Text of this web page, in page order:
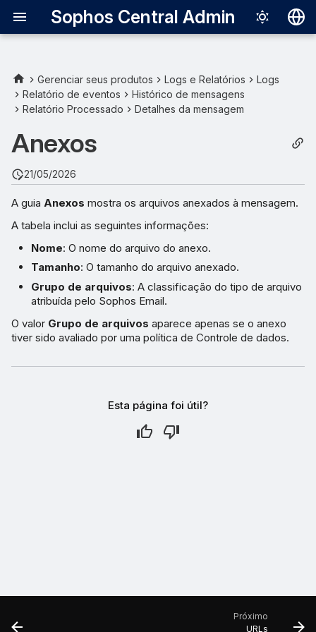
Sophos Central Admin
English
한국어
Gerenciar seus produtos Logs e Relatórios
Logs
Relatório de eventos
Histórico de mensagens
Relatório Processado
Detalhes da mensagem
Anexos
21/05/2026
A guia Anexos mostra os arquivos anexados à mensagem.
A tabela inclui as seguintes informações:
Nome: O nome do arquivo do anexo.
Tamanho: O tamanho do arquivo anexado.
Grupo de arquivos: A classificação do tipo de arquivo
atribuída pelo Sophos Email.
O valor Grupo de arquivos aparece apenas se o anexo
tiver sido avaliado por uma política de Controle de dados.
Esta página foi útil?
Próximo
URLs